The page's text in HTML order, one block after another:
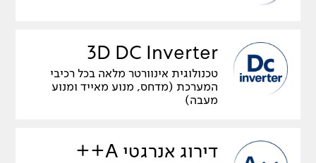
3D DC Inverter
טכנולוגית אינוורטר מלאה בכל רכיבי
המערכת (מדחס, מנוע מאייד ומנוע
מעבה)
דירוג אנרגטי A++